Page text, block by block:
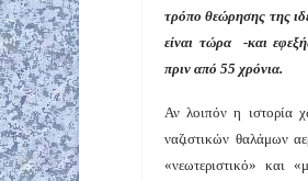
τρόπο θεώρησης της
είναι τώρα -και
πριν από 55 χρόνια.
Αν λοιπόν η ιστορία
ναζιστικών θαλάμων
«νεωτεριστικό» και